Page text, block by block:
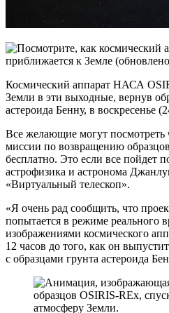
Космический аппарат НАСА
Земли в эти выходные, вернув
астероида Бенну, в воскресенье
Все желающие могут посмотреть
миссии по возвращению
бесплатно. Это если все пойдет
астрофизика и астронома
«Виртуальный телескоп».
«Я очень рад сообщить, что
попытается в режиме реального
изображениями космического
12 часов до того, как он
с образцами грунта астероида